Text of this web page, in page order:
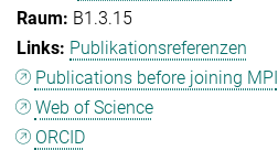
B1.3.15
Publikationsreferenzen
Publications before joining MPI
Web of Science
ORCID